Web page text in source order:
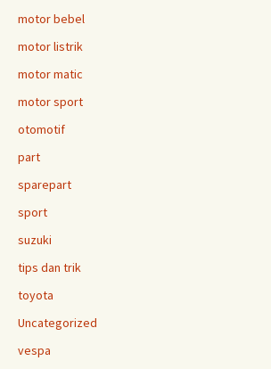
motor bebel
motor listrik
motor matic
motor sport
otomotif
part
sparepart
sport
suzuki
tips dan trik
toyota
Uncategorized
vespa